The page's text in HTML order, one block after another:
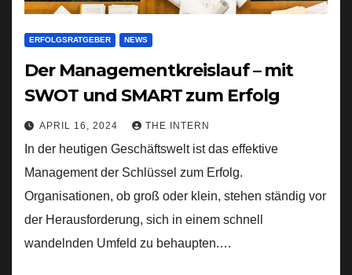
ERFOLGSRATGEBER NEWS
Der Managementkreislauf – mit
SWOT und SMART zum Erfolg
APRIL 16, 2024 THE INTERN
In der heutigen Geschäftswelt ist das effektive
Management der Schlüssel zum Erfolg.
Organisationen, ob groß oder klein, stehen ständig vor
der Herausforderung, sich in einem schnell
wandelnden Umfeld zu behaupten.…